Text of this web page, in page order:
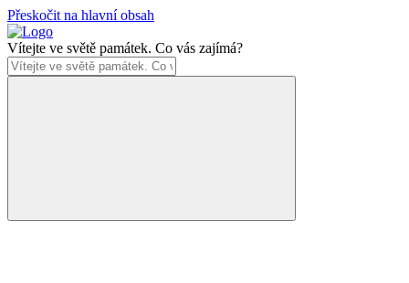
Přeskočit na hlavní obsah
Vítejte ve světě památek. Co vás zajímá?